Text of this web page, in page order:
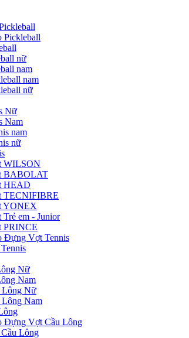
Pickleball
nữ
nam
nam
nữ
Nữ
Nam
nam
nữ
WILSON
BABOLAT
HEAD
TECNIFIBRE
YONEX
Trẻ em - Junior
PRINCE
Đựng Vợt Tennis
Nữ
Nam
Lông Nữ
Nam
Đựng Vợt Cầu Lông
Lông